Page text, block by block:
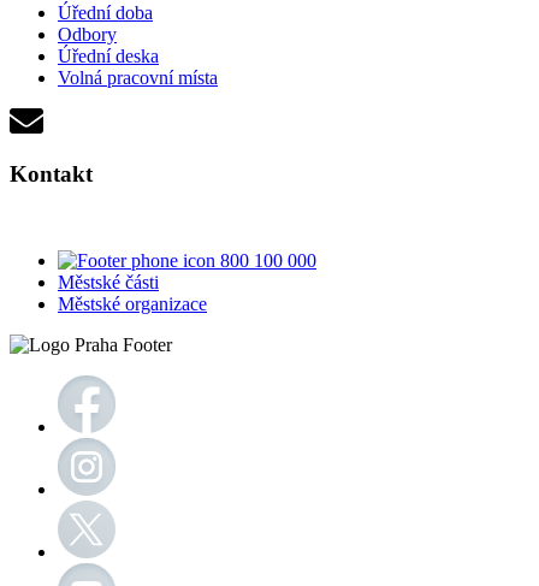
Úřední doba
Odbory
Úřední deska
Volná pracovní místa
Kontakt
800 100 000
Městské části
Městské organizace